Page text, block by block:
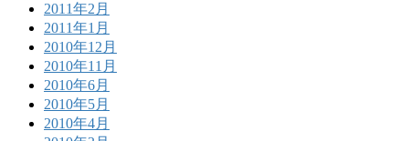
2011年2月
2011年1月
2010年12月
2010年11月
2010年6月
2010年5月
2010年4月